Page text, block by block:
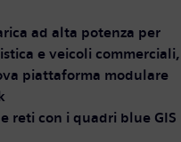
ad alta potenza per
e veicoli commerciali,
piattaforma modulare
reti con i quadri blue GIS